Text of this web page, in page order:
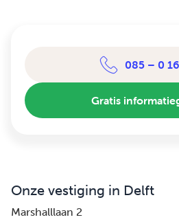
085 – 0
Gratis
Onze vestiging in Delft
Marshalllaan 2